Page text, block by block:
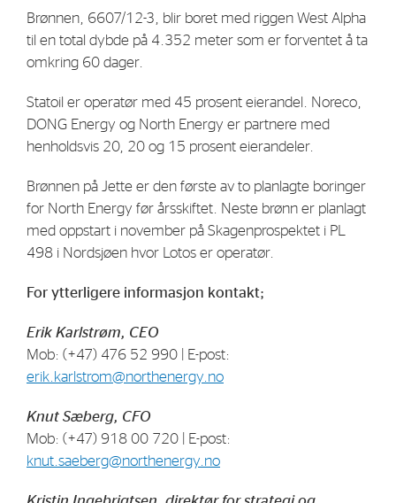
Brønnen, 6607/12-3, blir boret med riggen West Alpha
til en total dybde på 4.352 meter som er forventet å ta
omkring 60 dager.
Statoil er operatør med 45 prosent eierandel. Noreco,
DONG Energy og North Energy er partnere med
henholdsvis 20, 20 og 15 prosent eierandeler.
Brønnen på Jette er den første av to planlagte boringer
for North Energy før årsskiftet. Neste brønn er planlagt
med oppstart i november på Skagenprospektet i PL
498 i Nordsjøen hvor Lotos er operatør.
For ytterligere informasjon kontakt;
Erik Karlstrøm, CEO
Mob: (+47) 476 52 990 | E-post:
erik.karlstrom@northenergy.no
Knut Sæberg, CFO
Mob: (+47) 918 00 720 | E-post:
knut.saeberg@northenergy.no
Financial Reports & Calendar
Stock Exchange Releases
Share Information
Corporate Governance